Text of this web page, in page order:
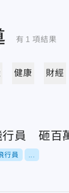
有 1 項結果
健康 財經
行員 砸百
行員